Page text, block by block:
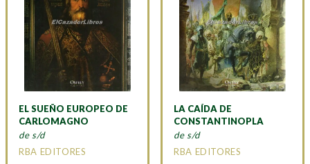
EL SUEÑO EUROPEO DE
CARLOMAGNO
de s/d
RBA EDITORES
LA CAÍDA DE
CONSTANTINOPLA
de s/d
RBA EDITORES